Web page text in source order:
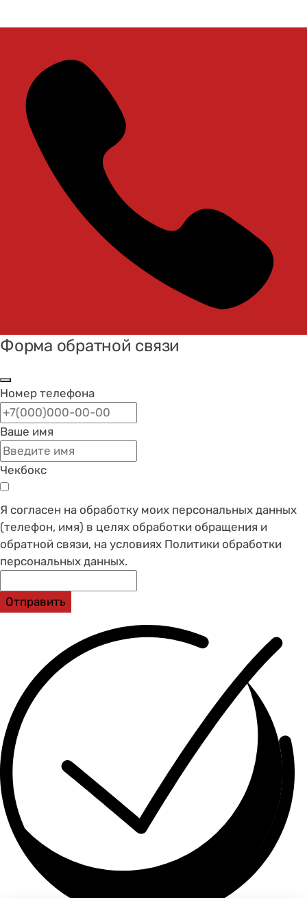
Форма обратной связи
Номер телефона
Ваше имя
Чекбокс
Я согласен на обработку моих персональных данных
(телефон, имя) в целях обработки обращения и
обратной связи, на условиях Политики обработки
персональных данных.
Отправить